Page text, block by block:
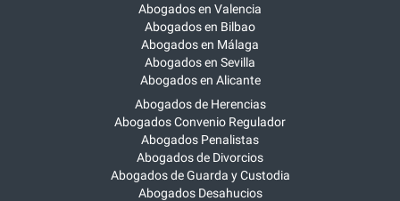
Abogados en Valencia
Abogados en Bilbao
Abogados en Málaga
Abogados en Sevilla
Abogados en Alicante
Abogados de Herencias
Abogados Convenio Regulador
Abogados Penalistas
Abogados de Divorcios
Abogados de Guarda y Custodia
Abogados Desahucios